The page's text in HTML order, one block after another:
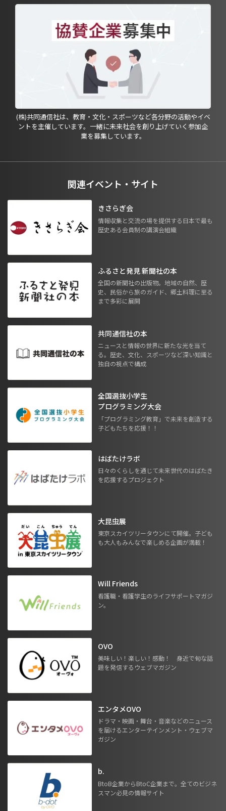
(株)共同通信社は、教育・文化・スポーツなど各分野の活動やイベ
ントを主催しています。一緒に未来社会を創り上げていく参加企
業を募集しています。
関連イベント・サイト
きさらぎ会
情報収集と交流の場を提供する日本で最も
歴史ある会員制の講演会組織
ふるさと発見 新聞社の本
全国の新聞社の出版物。地域の自然、歴
史、民俗から旅のガイド、郷土料理に至る
まで多彩に展開
共同通信社の本
ニュースと情報の世界に新たな光を当て
る。歴史、文化、スポーツなど深い知識と
独自の視点で構成
全国選抜小学生
プログラミング大会
「プログラミング教育」で未来を創造する
子どもたちを応援！！
はばたけラボ
日々のくらしを通じて未来世代のはばたき
を応援するプロジェクト
大昆虫展
東京スカイツリータウンにて開催。子ども
も大人もみんなで楽しめる企画が満載！
Will Friends
看護職・看護学生のライフサポートマガジ
ン。
OVO
美味しい！楽しい！感動！ 身近で旬な話
題を発信するウェブマガジン
エンタメOVO
ドラマ・映画・舞台・音楽などのニュース
を届けるエンターテインメント・ウェブマ
ガジン
b.
BtoB企業からBtoC企業まで。全てのビジネ
スマン必見の情報サイト